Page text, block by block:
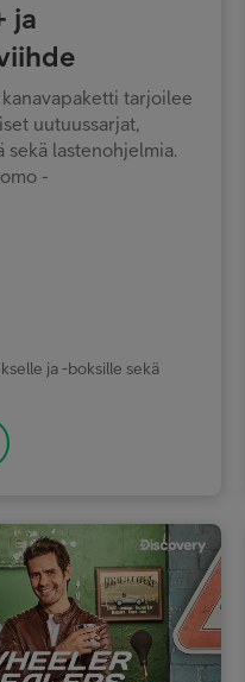
ja
tarjoilee
uutuussarjat,
lastenohjelmia.
-
ja -boksille sekä